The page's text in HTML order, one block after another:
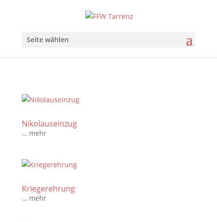
Seite wählen
Nikolauseinzug
… mehr
Kriegerehrung
… mehr